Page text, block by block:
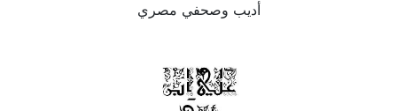
أديب وصحفي مصري